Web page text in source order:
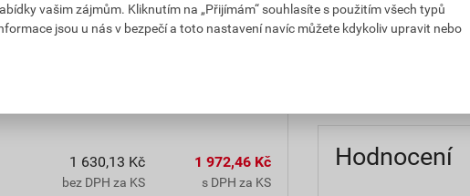
souladu s občanským zákoníkem č.
14-ti denní ochranná lhůta.
1 630,13 Kč
bez DPH za KS
1 972,46 Kč
s DPH za KS
typ výrobku
Hodnocení
vašim zájmům. Kliknutím na „Přijímám“ souhlasíte s použitím všech typů
jsou u nás v bezpečí a toto nastavení navíc můžete kdykoliv upravit nebo